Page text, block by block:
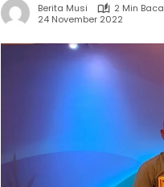
Berita Musi
2 Min Baca
24 November 2022